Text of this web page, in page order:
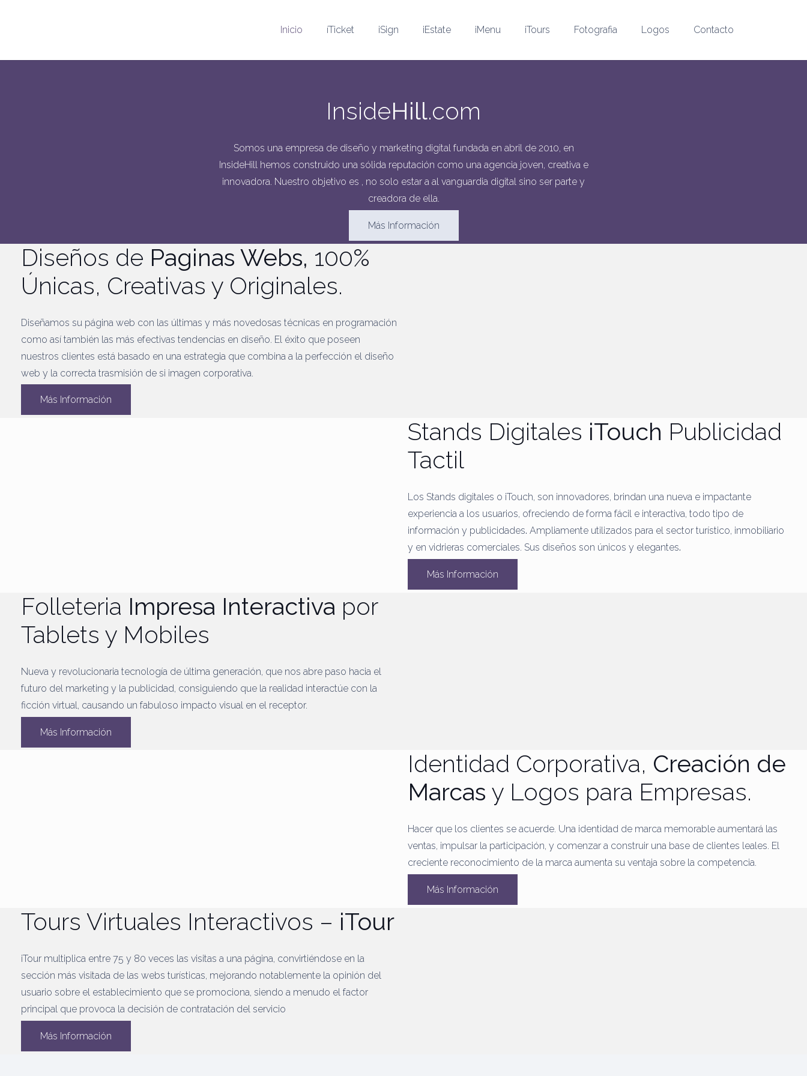
Inicio íTicket iSign iEstate iMenu iTours Fotografia Logos Contacto
InsideHill.com
Somos una empresa de diseño y marketing digital fundada en abril de 2010, en
InsideHill hemos construido una sólida reputación como una agencia joven, creativa e
innovadora. Nuestro objetivo es , no solo estar a al vanguardia digital sino ser parte y
creadora de ella.
Más Información
Diseños de Paginas Webs, 100%
Únicas, Creativas y Originales.
Diseñamos su página web con las últimas y más novedosas técnicas en programación
como así también las más efectivas tendencias en diseño. El éxito que poseen
nuestros clientes está basado en una estrategia que combina a la perfección el diseño
web y la correcta trasmisión de si imagen corporativa.
Más Información
Stands Digitales iTouch Publicidad
Tactil
Los Stands digitales o iTouch, son innovadores, brindan una nueva e impactante
experiencia a los usuarios, ofreciendo de forma fácil e interactiva, todo tipo de
información y publicidades. Ampliamente utilizados para el sector turístico, inmobiliario
y en vidrieras comerciales. Sus diseños son únicos y elegantes.
Más Información
Folleteria Impresa Interactiva por
Tablets y Mobiles
Nueva y revolucionaria tecnología de última generación, que nos abre paso hacia el
futuro del marketing y la publicidad, consiguiendo que la realidad interactúe con la
ficción virtual, causando un fabuloso impacto visual en el receptor.
Más Información
Identidad Corporativa, Creación de
Marcas y Logos para Empresas.
Hacer que los clientes se acuerde. Una identidad de marca memorable aumentará las
ventas, impulsar la participación, y comenzar a construir una base de clientes leales. El
creciente reconocimiento de la marca aumenta su ventaja sobre la competencia.
Más Información
Tours Virtuales Interactivos – iTour
iTour multiplica entre 75 y 80 veces las visitas a una página, convirtiéndose en la
sección más visitada de las webs turísticas, mejorando notablemente la opinión del
usuario sobre el establecimiento que se promociona, siendo a menudo el factor
principal que provoca la decisión de contratación del servicio
Más Información